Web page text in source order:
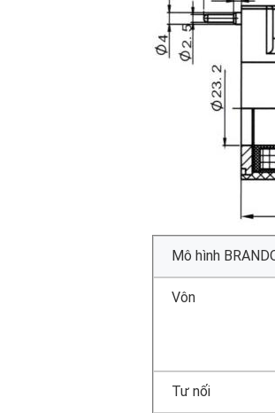
Mô hình
Vôn
Tư nối